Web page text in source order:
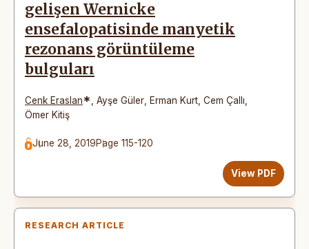
gelişen Wernicke
ensefalopatisinde manyetik
rezonans görüntüleme
bulguları
Cenk Eraslan* Ayşe Güler Erman Kurt Cem Çallı
Ömer Kitiş
June 28, 2019Page 115-120
View PDF
RESEARCH ARTICLE